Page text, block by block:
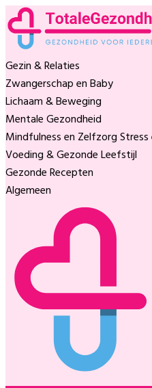
Gezin & Relaties
Zwangerschap en Baby
Lichaam & Beweging
Mentale Gezondheid
Mindfulness en Zelfzorg
Voeding & Gezonde Leefstijl
Gezonde Recepten
Algemeen